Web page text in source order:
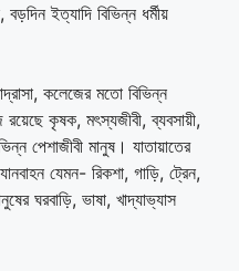
ইত্যাদি বিভিন্ন ধর্মীয়
কলেজের মতো বিভিন্ন
রয়েছে কৃষক, মৎস্যজীবী, ব্যবসায়ী,
পেশাজীবী মানুষ। যাতায়াতের
যেমন- রিকশা, গাড়ি, ট্রেন,
ঘরবাড়ি, ভাষা, খাদ্যাভ্যাস